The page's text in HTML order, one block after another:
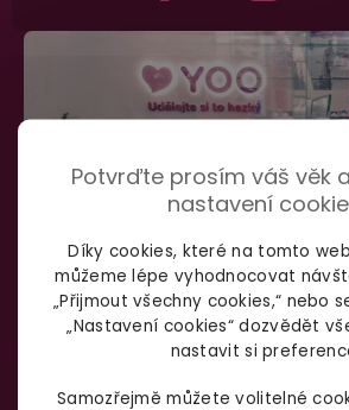
Potvrďte prosím váš věk
nastavení
Díky cookies, které na tomto
můžeme lépe vyhodnocovat
„Přijmout všechny cookies,“ nebo
„Nastavení cookies“ dozvědět
nastavit si
Samozřejmě můžete volitelné
SHOWROOM